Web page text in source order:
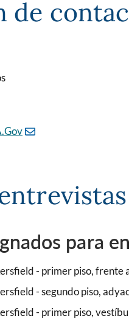
de
para
- primer piso, frente
- segundo piso,
- primer piso,